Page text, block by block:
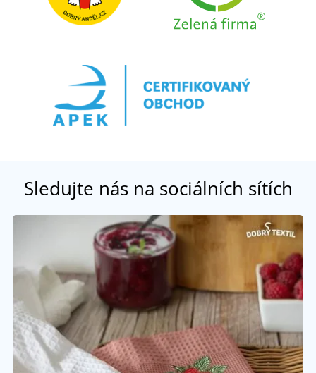
Sledujte nás na sociálních sítích